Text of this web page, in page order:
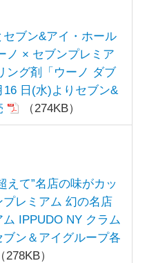
セブン&アイ・ホール
ノ × セブンプレミア
ング剤「ウーノ ダブ
16 日(水)よりセブン&
（274KB）
えて”名店の味がカッ
レミアム 幻の名店
IPPUDO NY クラム
ン＆アイグループ各
（278KB）